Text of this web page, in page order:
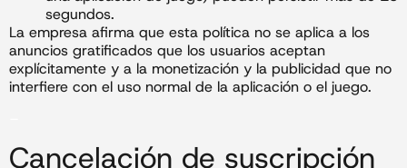
segundos.
La empresa afirma que esta política no se aplica a los
anuncios gratificados que los usuarios aceptan
explícitamente y a la monetización y la publicidad que no
interfiere con el uso normal de la aplicación o el juego.
Cancelación de suscripción